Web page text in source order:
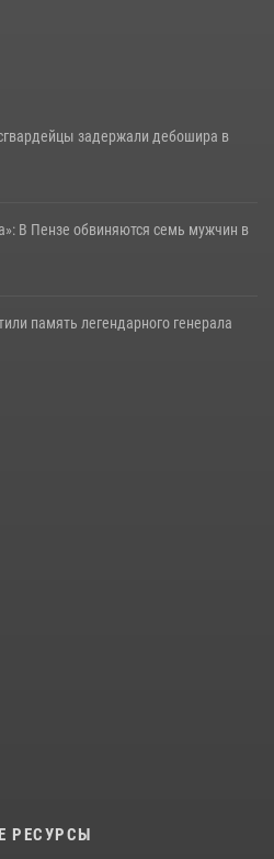
задержали дебошира в
В Пензе обвиняются семь мужчин в
память легендарного генерала
РЕСУРСЫ